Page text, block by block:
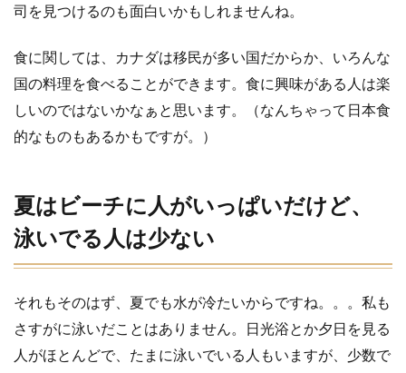
司を見つけるのも面白いかもしれませんね。
食に関しては、カナダは移民が多い国だからか、いろんな
国の料理を食べることができます。食に興味がある人は楽
しいのではないかなぁと思います。（なんちゃって日本食
的なものもあるかもですが。）
夏はビーチに人がいっぱいだけど、
泳いでる人は少ない
それもそのはず、夏でも水が冷たいからですね。。。私も
さすがに泳いだことはありません。日光浴とか夕日を見る
人がほとんどで、たまに泳いでいる人もいますが、少数で